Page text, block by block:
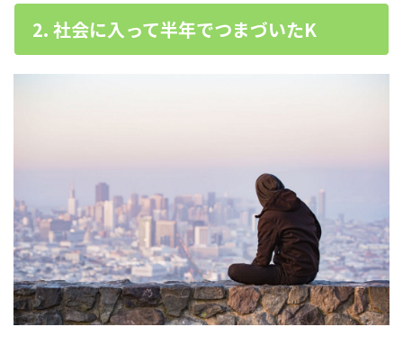
2. 社会に入って半年でつまづいたK